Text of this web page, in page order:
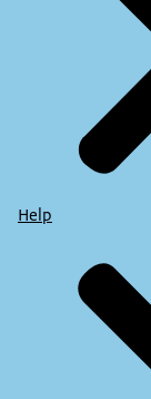
Help